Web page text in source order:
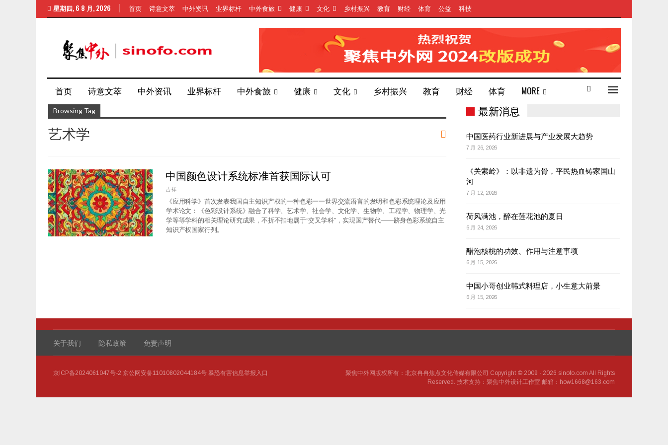
星期四, 6 8 月, 2026 首页 诗意文萃 中外资讯 业界标杆 中外食旅 健康 文化 乡村振兴 教育 财经 体育 公益 科技
首页 诗意文萃 中外资讯 业界标杆 中外食旅 健康 文化 乡村振兴 教育 财经 体育 MORE
Browsing Tag
艺术学
中国颜色设计系统标准首获国际认可
吉祥
《应用科学》首次发表我国自主知识产权的一种色彩一一世界交流语言的发明和色彩系统理论及应用
学术论文：《色彩设计系统》融合了科学、艺术学、社会学、文化学、生物学、工程学、物理学、光
学等等学科的相关理论研究成果，不折不扣地属于“交叉学科”，实现国产替代——跻身色彩系统自主
知识产权国家行列。
最新消息
中国医药行业新进展与产业发展大趋势
7 月 26, 2026
《关索岭》：以非遗为骨，平民热血铸家国山
河
7 月 12, 2026
荷风满池，醉在莲花池的夏日
6 月 24, 2026
醋泡核桃的功效、作用与注意事项
6 月 15, 2026
中国小哥创业韩式料理店，小生意大前景
6 月 15, 2026
关于我们 隐私政策 免责声明
京ICP备2024061047号-2 京公网安备11010802044184号 暴恐有害信息举报入口 聚焦中外网 版权所有：北京冉冉焦点文化传媒有限公司 Copyright © 2009 - 2026 sinofo.com All Rights
Reserved. 技术支持：聚焦中外设计工作室 邮箱：how1668@163.com